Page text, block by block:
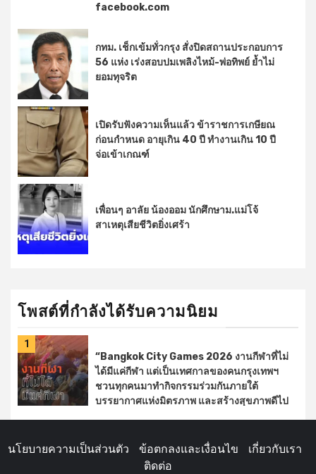
facebook.com
กทม. เช็กเข้มทั่วกรุง สั่งปิดสถานประกอบการ
56 แห่ง เร่งสอบปมเพลิงไหม้-พ่อทิพย์ ย้ำไม่
ยอมทุจริต
เปิดรับฟังความเห็นแล้ว ข้าราชการเกษียณ
ก่อนกำหนด อายุเกิน 40 ปี ทำงานเกิน 10 ปี
จ่อเข้าเกณฑ์
เพื่อนๆ อาลัย น้องออม นักศึกษาม.แม่โจ้
สาเหตุเสียชีวิตยิ่งเศร้า
โพสต์ที่กำลังได้รับความนิยม
1
“Bangkok City Games 2026 งานกีฬาที่ไม่
ได้มีแค่กีฬา แต่เป็นเทศกาลของคนกรุงเทพฯ
ชวนทุกคนมาทำกิจกรรมร่วมกันภายใต้
บรรยากาศแห่งมิตรภาพ และสร้างสุขภาพดีไป
ลุ้นรับของรางวัล
ช้อปของดีและอิ่ –
facebook.com
นโยบายความเป็นส่วนตัว ข้อตกลงและเงื่อนไข
เกี่ยวกับเรา
ติดต่อ